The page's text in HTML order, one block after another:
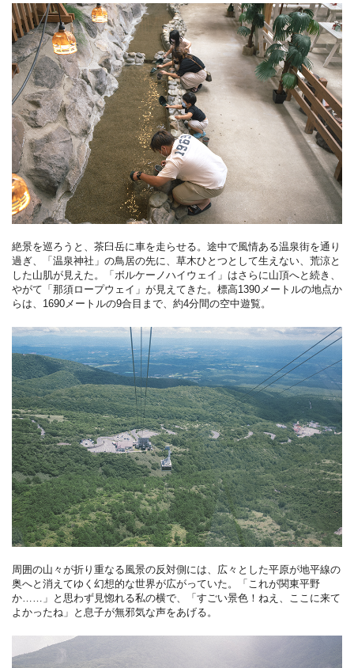
絶景を巡ろうと、茶臼岳に車を走らせる。途中で風情ある温泉街を通り
過ぎ、「温泉神社」の鳥居の先に、草木ひとつとして生えない、荒涼と
した山肌が見えた。「ボルケーノハイウェイ」はさらに山頂へと続き、
やがて「那須ロープウェイ」が見えてきた。標高1390メートルの地点か
らは、1690メートルの9合目まで、約4分間の空中遊覧。
周囲の山々が折り重なる風景の反対側には、広々とした平原が地平線の
奥へと消えてゆく幻想的な世界が広がっていた。「これが関東平野
か……」と思わず見惚れる私の横で、「すごい景色！ねえ、ここに来て
よかったね」と息子が無邪気な声をあげる。